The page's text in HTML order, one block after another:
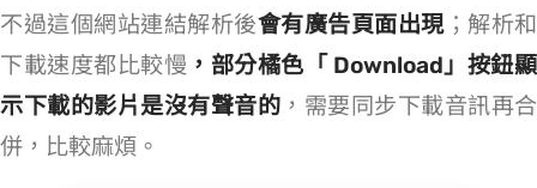
不過這個網站連結解析後會有廣告頁面出現；解析和
下載速度都比較慢 ，部分橘色「 Download」按鈕顯
示下載的影片是沒有聲音的 ，需要同步下載音訊再合
併，比較麻煩。